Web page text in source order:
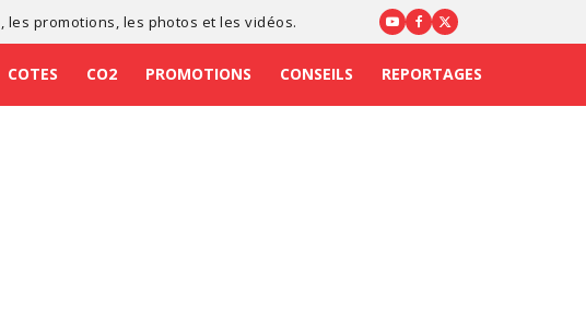
, les promotions , les photos et les vidéos.
COTES CO2 PROMOTIONS CONSEILS REPORTAGES